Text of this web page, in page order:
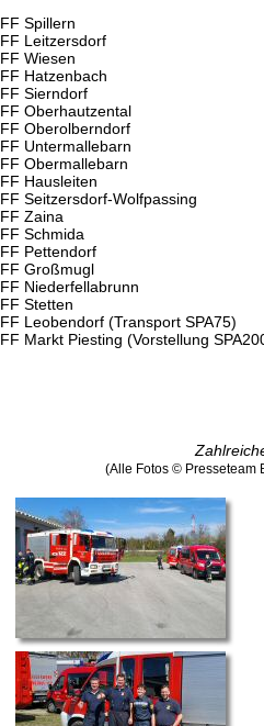
FF Spillern
FF Leitzersdorf
FF Wiesen
FF Hatzenbach
FF Sierndorf
FF Oberhautzental
FF Oberolberndorf
FF Untermallebarn
FF Obermallebarn
FF Hausleiten
FF Seitzersdorf-Wolfpassing
FF Zaina
FF Schmida
FF Pettendorf
FF Großmugl
FF Niederfellabrunn
FF Stetten
FF Leobendorf (Transport SPA75)
FF Markt Piesting (Vorstellung
(Alle Fotos © Presseteam